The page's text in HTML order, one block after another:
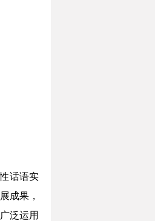
话语实
成果，
泛运用